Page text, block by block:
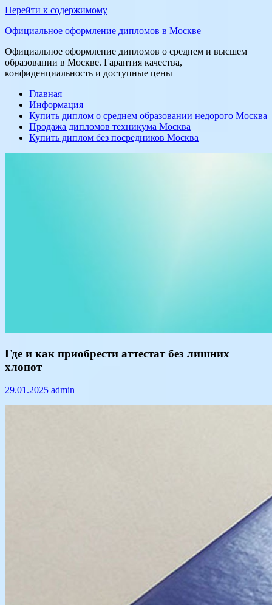
Перейти к содержимому
Официальное оформление дипломов в Москве
Официальное оформление дипломов о среднем и высшем
образовании в Москве. Гарантия качества,
конфиденциальность и доступные цены
Главная
Информация
Купить диплом о среднем образовании недорого Москва
Продажа дипломов техникума Москва
Купить диплом без посредников Москва
Text
Где и как приобрести аттестат без лишних
хлопот
29.01.2025 admin